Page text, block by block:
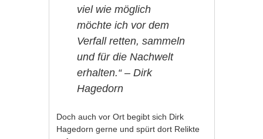
viel wie möglich
möchte ich vor dem
Verfall retten, sammeln
und für die Nachwelt
erhalten.“ – Dirk
Hagedorn
Doch auch vor Ort begibt sich Dirk
Hagedorn gerne und spürt dort Relikte